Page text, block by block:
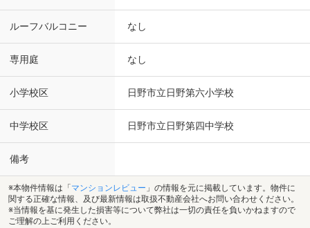
ルーフバルコニー なし
専用庭 なし
小学校区 日野市立日野第六小学校
中学校区 日野市立日野第四中学校
備考
※本物件情報は「 マンションレビュー 」の情報を元に掲載しています。物件に
関する正確な情報、及び最新情報は取扱不動産会社へお問い合わせください。
※当情報を基に発生した損害等について弊社は一切の責任を負いかねますので
ご理解の上ご利用ください。